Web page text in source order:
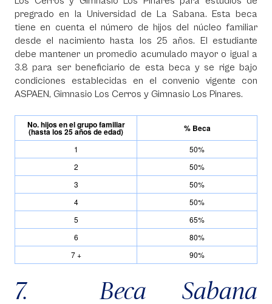
pregrado en la Universidad de La Sabana. Esta beca
tiene en cuenta el número de hijos del núcleo familiar
desde el nacimiento hasta los 25 años. El estudiante
debe mantener un promedio acumulado mayor o igual a
3.8 para ser beneficiario de esta beca y se rige bajo
condiciones establecidas en el convenio vigente con
ASPAEN, Gimnasio Los Cerros y Gimnasio Los Pinares.
No. hijos en el grupo familiar
(hasta los 25 años de edad) % Beca
1
50%
2
50%
3
50%
4
50%
5
65%
6
80%
7 +
90%
7. Beca Sabana